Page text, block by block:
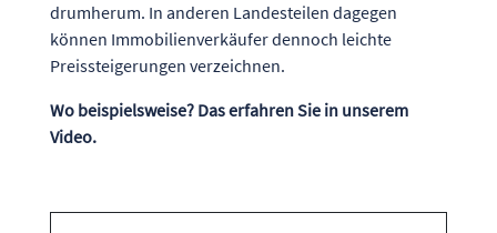
drumherum. In anderen Landesteilen dagegen
können Immobilienverkäufer dennoch leichte
Preissteigerungen verzeichnen.
Wo beispielsweise? Das erfahren Sie in unserem
Video.